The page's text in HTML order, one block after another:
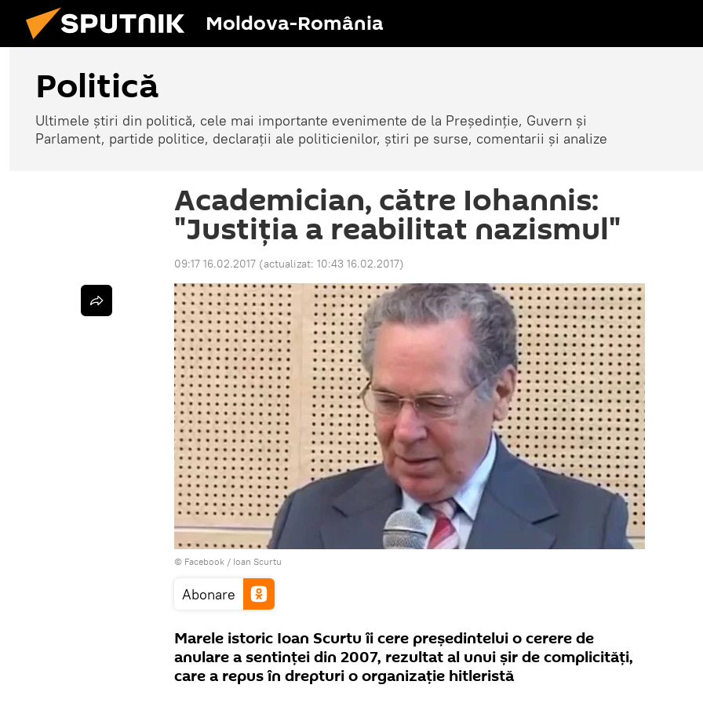
Moldova-România
Politică
Ultimele știri din politică, cele mai importante evenimente de la Președinție, Guvern și
Parlament, partide politice, declarații ale politicienilor, știri pe surse, comentarii și analize
Academician, către Iohannis:
"Justiția a reabilitat nazismul"
09:17 16.02.2017 (actualizat: 10:43 16.02.2017)
© Facebook / Ioan Scurtu
Abonare
Marele istoric Ioan Scurtu îi cere preşedintelui o cerere de
anulare a sentinţei din 2007, rezultat al unui șir de complicități,
care a repus în drepturi o organizaţie hitleristă